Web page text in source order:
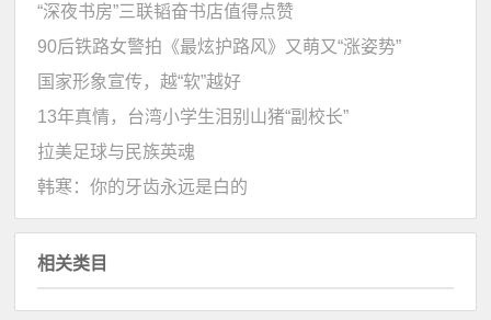
“深夜书房”三联韬奋书店值得点赞
90后铁路女警拍《最炫护路风》又萌又“涨姿势”
国家形象宣传，越“软”越好
13年真情，台湾小学生泪别山猪“副校长”
拉美足球与民族英魂
韩寒：你的牙齿永远是白的
相关类目